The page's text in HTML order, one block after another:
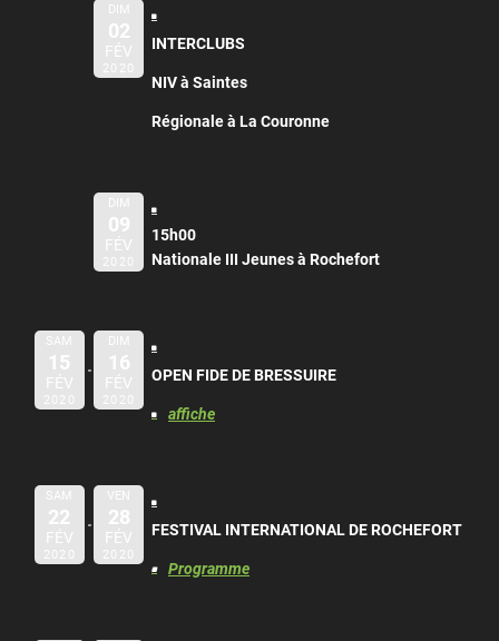
DIM
02
FÉV
2020
INTERCLUBS
NIV à Saintes
Régionale à La Couronne
DIM
09
FÉV
2020
15h00
Nationale III Jeunes à Rochefort
SAM
15
FÉV
2020
DIM
16
FÉV
2020
OPEN FIDE DE BRESSUIRE
affiche
SAM
22
FÉV
2020
VEN
28
FÉV
2020
FESTIVAL INTERNATIONAL DE ROCHEFORT
Programme